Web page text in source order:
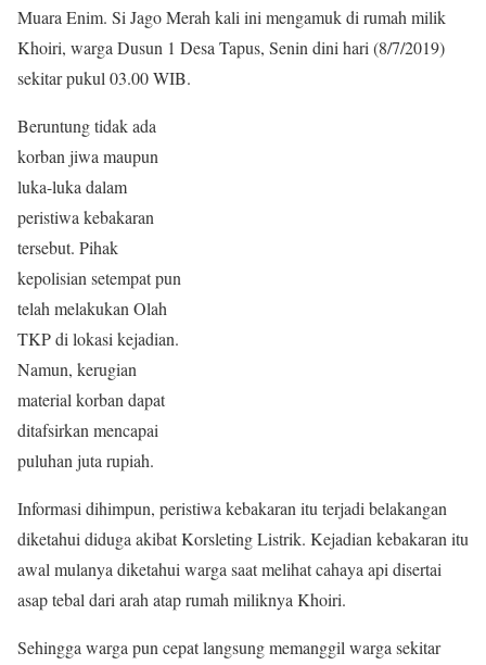
Muara Enim. Si Jago Merah kali ini mengamuk di rumah milik
Khoiri, warga Dusun 1 Desa Tapus, Senin dini hari (8/7/2019)
sekitar pukul 03.00 WIB.
Beruntung tidak ada
korban jiwa maupun
luka-luka dalam
peristiwa kebakaran
tersebut. Pihak
kepolisian setempat pun
telah melakukan Olah
TKP di lokasi kejadian.
Namun, kerugian
material korban dapat
ditafsirkan mencapai
puluhan juta rupiah.
Informasi dihimpun, peristiwa kebakaran itu terjadi belakangan
diketahui diduga akibat Korsleting Listrik. Kejadian kebakaran itu
awal mulanya diketahui warga saat melihat cahaya api disertai
asap tebal dari arah atap rumah miliknya Khoiri.
Sehingga warga pun cepat langsung memanggil warga sekitar